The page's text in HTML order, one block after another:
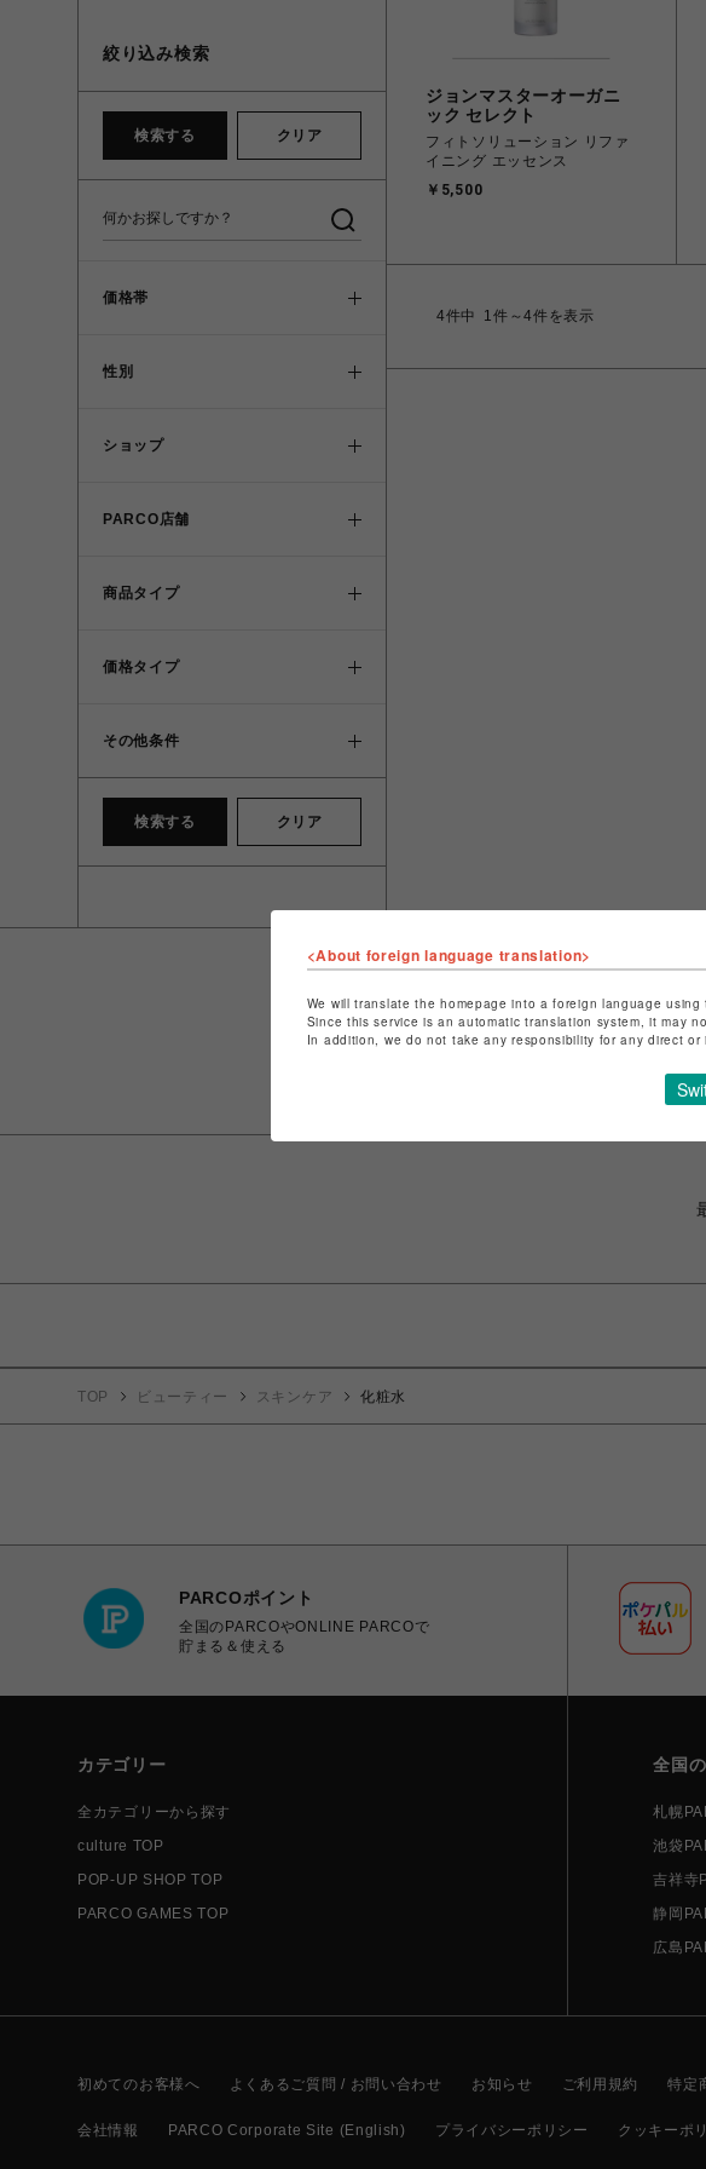
絞り込み検索
検索する クリア
価格帯
性別
ショップ
PARCO店舗
商品タイプ
価格タイプ
その他条件
検索する クリア
ジョンマスターオーガニ
ック セレクト
フィトソリューション リファ
イニング エッセンス
￥5,500
4件中 1件～4件を表示
TOP ビューティー スキンケア 化粧水
PARCOポイント
全国のPARCOやONLINE PARCOで
貯まる＆使える
カテゴリー
全カテゴリーから探す
culture TOP
POP-UP SHOP TOP
PARCO GAMES TOP
全国
札幌
池袋
吉祥寺
静岡
広島
初めてのお客様へ よくあるご質問 / お問い合わせ お知らせ ご利用規約 特定
会社情報 PARCO Corporate Site (English) プライバシーポリシー クッキーポ
<About foreign language translation>
We will translate the homepage into a foreign language
Since this service is an automatic translation system, it may
In addition, we do not take any responsibility for any direct